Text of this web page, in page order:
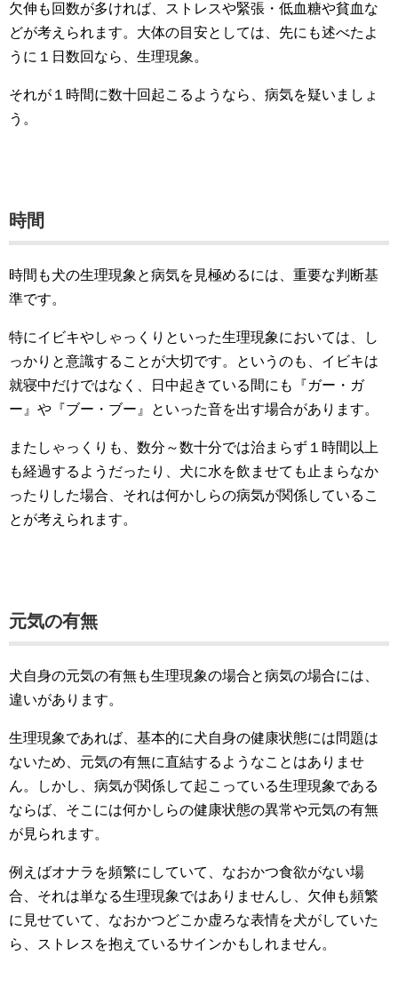
欠伸も回数が多ければ、ストレスや緊張・低血糖や貧血な
どが考えられます。大体の目安としては、先にも述べたよ
うに１日数回なら、生理現象。
それが１時間に数十回起こるようなら、病気を疑いましょ
う。
時間
時間も犬の生理現象と病気を見極めるには、重要な判断基
準です。
特にイビキやしゃっくりといった生理現象においては、し
っかりと意識することが大切です。というのも、イビキは
就寝中だけではなく、日中起きている間にも『ガー・ガ
ー』や『ブー・ブー』といった音を出す場合があります。
またしゃっくりも、数分～数十分では治まらず１時間以上
も経過するようだったり、犬に水を飲ませても止まらなか
ったりした場合、それは何かしらの病気が関係しているこ
とが考えられます。
元気の有無
犬自身の元気の有無も生理現象の場合と病気の場合には、
違いがあります。
生理現象であれば、基本的に犬自身の健康状態には問題は
ないため、元気の有無に直結するようなことはありませ
ん。しかし、病気が関係して起こっている生理現象である
ならば、そこには何かしらの健康状態の異常や元気の有無
が見られます。
例えばオナラを頻繁にしていて、なおかつ食欲がない場
合、それは単なる生理現象ではありませんし、欠伸も頻繁
に見せていて、なおかつどこか虚ろな表情を犬がしていた
ら、ストレスを抱えているサインかもしれません。